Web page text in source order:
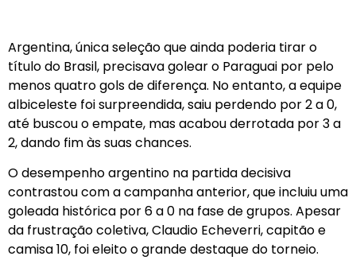
Argentina, única seleção que ainda poderia tirar o
título do Brasil, precisava golear o Paraguai por pelo
menos quatro gols de diferença. No entanto, a equipe
albiceleste foi surpreendida, saiu perdendo por 2 a 0,
até buscou o empate, mas acabou derrotada por 3 a
2, dando fim às suas chances.
O desempenho argentino na partida decisiva
contrastou com a campanha anterior, que incluiu uma
goleada histórica por 6 a 0 na fase de grupos. Apesar
da frustração coletiva, Claudio Echeverri, capitão e
camisa 10, foi eleito o grande destaque do torneio.